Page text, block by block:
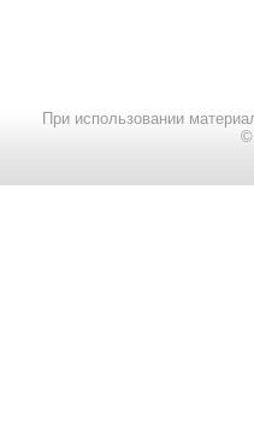
При использовании